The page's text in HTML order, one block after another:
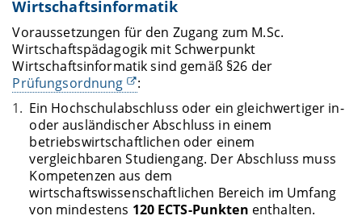
Wirtschaftsinformatik
Voraussetzungen für den Zugang zum M.Sc.
Wirtschaftspädagogik mit Schwerpunkt
Wirtschaftsinformatik sind gemäß §26 der
Prüfungsordnung
:
Ein Hochschulabschluss oder ein gleichwertiger in-
oder ausländischer Abschluss in einem
betriebswirtschaftlichen oder einem
vergleichbaren Studiengang. Der Abschluss muss
Kompetenzen aus dem
wirtschaftswissenschaftlichen Bereich im Umfang
von mindestens 120 ECTS-Punkten enthalten.